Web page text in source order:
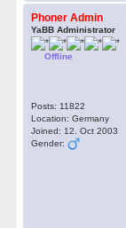
Phoner Admin
YaBB Administrator
Offline
Posts: 11822
Location: Germany
Joined: 12. Oct 2003
Gender: